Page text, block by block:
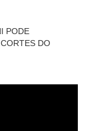
PODE
DO